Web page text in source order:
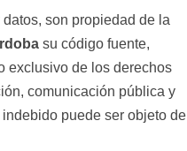
son propiedad de la
su código fuente,
exclusivo de los derechos
comunicación pública y
puede ser objeto de